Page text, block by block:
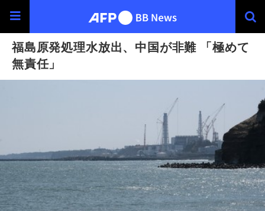
福島原発処理水放出、中国が非難 「極めて
無責任」